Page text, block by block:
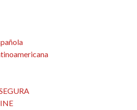
de cine española y latinoamericana